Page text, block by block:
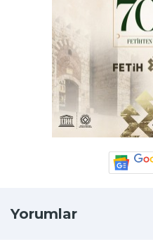
Yorumlar